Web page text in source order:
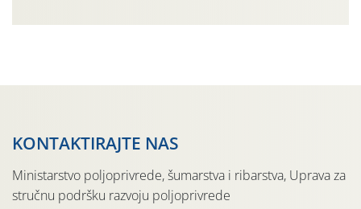
KONTAKTIRAJTE NAS
Ministarstvo poljoprivrede, šumarstva i ribarstva, Uprava za
stručnu podršku razvoju poljoprivrede